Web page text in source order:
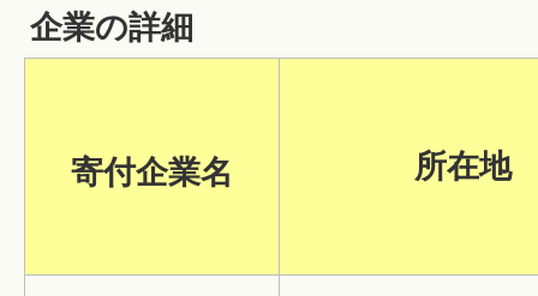
企業の詳細
寄付企業名 所在地